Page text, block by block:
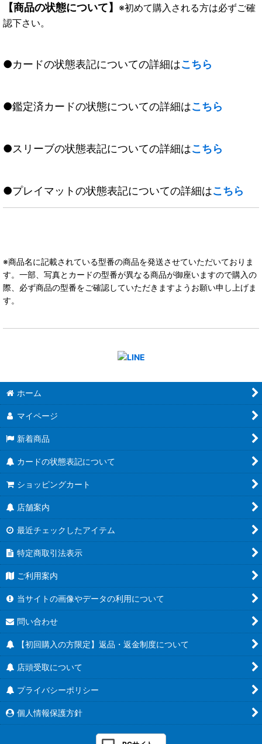
【商品の状態について】 ※初めて購入される方は必ずご確
認下さい。
●カードの状態表記についての詳細はこちら
●鑑定済カードの状態についての詳細はこちら
●スリーブの状態表記についての詳細はこちら
●プレイマットの状態表記についての詳細はこちら
※商品名に記載されている型番の商品を発送させていただいておりま
す。一部、写真とカードの型番が異なる商品が御座いますので購入の
際、必ず商品の型番をご確認していただきますようお願い申し上げま
す。
ホーム
マイページ
新着商品
カードの状態表記について
ショッピングカート
店舗案内
最近チェックしたアイテム
特定商取引法表示
ご利用案内
当サイトの画像やデータの利用について
問い合わせ
【初回購入の方限定】返品・返金制度について
店頭受取について
プライバシーポリシー
個人情報保護方針